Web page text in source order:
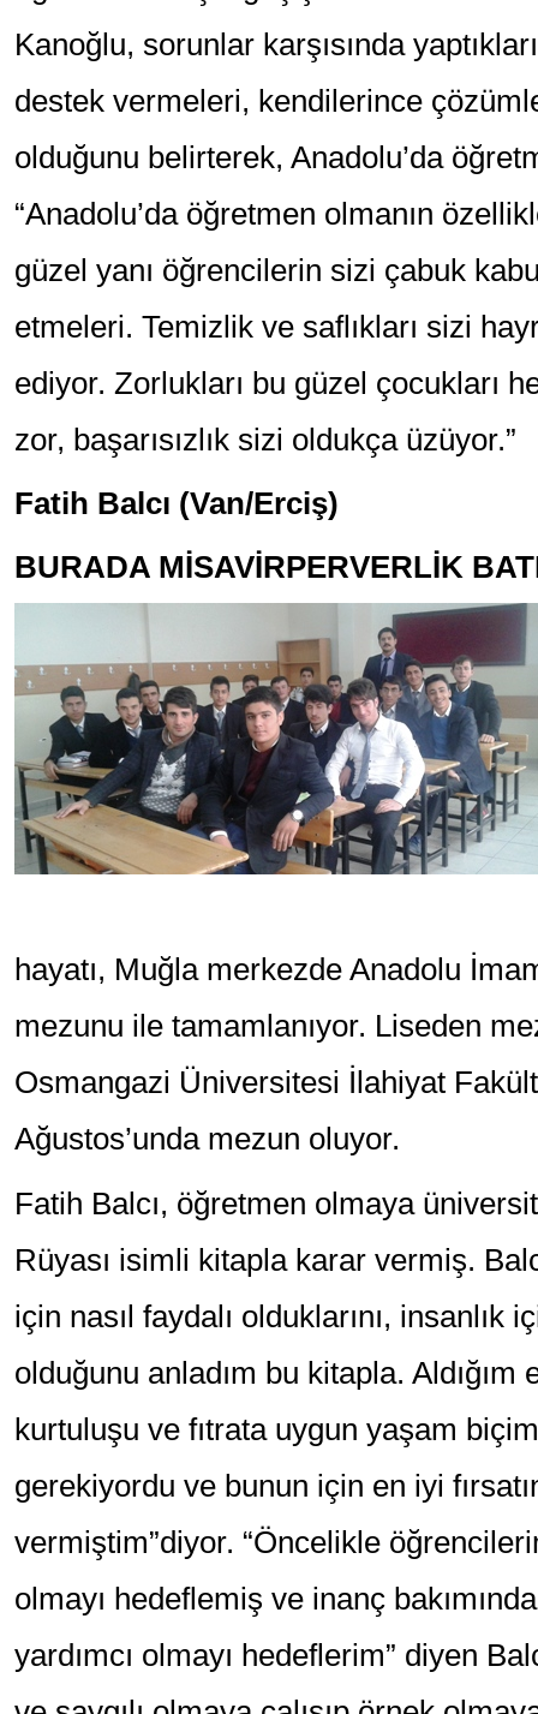
Kanoğlu, sorunlar karşısında
destek vermeleri, kendilerince
olduğunu belirterek, Anadolu’da
“Anadolu’da öğretmen olmanın
güzel yanı öğrencilerin sizi çabuk
etmeleri. Temizlik ve saflıkları sizi
ediyor. Zorlukları bu güzel çocukları
zor, başarısızlık sizi oldukça üzüyor.”
Fatih Balcı (Van/Erciş)
BURADA MİSAVİRPERVERLİK
hayatı, Muğla merkezde Anadolu
mezunu ile tamamlanıyor. Liseden
Osmangazi Üniversitesi İlahiyat
Ağustos’unda mezun oluyor.
Fatih Balcı, öğretmen olmaya
Rüyası isimli kitapla karar vermiş.
için nasıl faydalı olduklarını, insanlık
olduğunu anladım bu kitapla. Aldığım
kurtuluşu ve fıtrata uygun yaşam
gerekiyordu ve bunun için en iyi
vermiştim”diyor. “Öncelikle
olmayı hedeflemiş ve inanç
yardımcı olmayı hedeflerim” diyen